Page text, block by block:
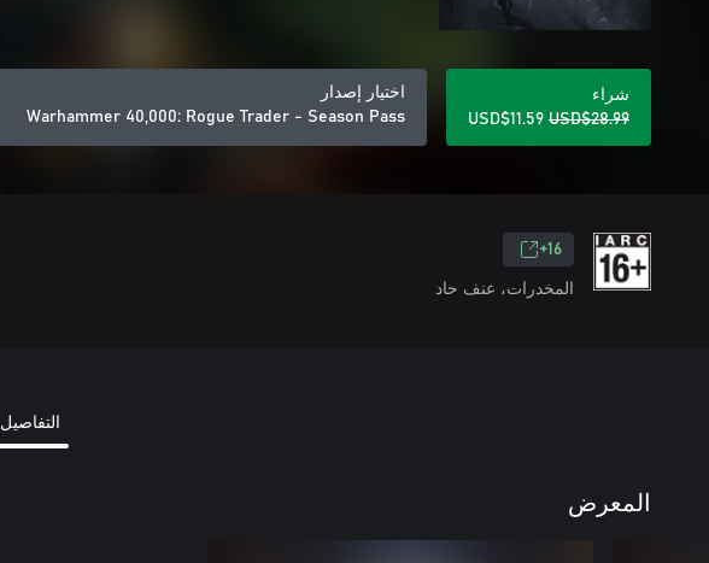
شراء
USD$28.99
USD$11.59
اختيار إصدار
Warhammer 40,000: Rogue Trader - Season Pass
16+
المخدرات، عنف حاد
التفاصيل
المعرض